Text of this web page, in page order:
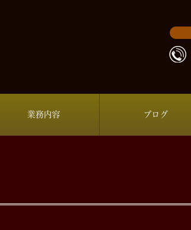
業務内容 ブログ